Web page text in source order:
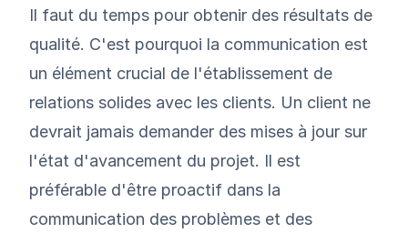
Il faut du temps pour obtenir des résultats de
qualité. C'est pourquoi la communication est
un élément crucial de l'établissement de
relations solides avec les clients. Un client ne
devrait jamais demander des mises à jour sur
l'état d'avancement du projet. Il est
préférable d'être proactif dans la
communication des problèmes et des